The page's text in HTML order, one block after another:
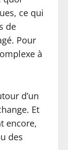
ce qui
de
Pour
à
d’un
Et
encore,
des